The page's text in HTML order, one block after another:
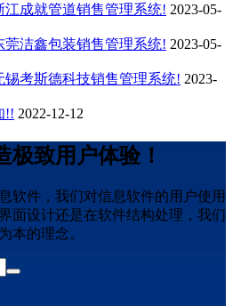
江成就管道销售管理系统! 2023-05-
莞洁鑫包装销售管理系统! 2023-05-
锡考斯德科技销售管理系统! 2023-
!! 2022-12-12
极致用户体验！
软件，我们对信息软件的用户使用
面设计还是在软件结构处理，我们
本的理念。